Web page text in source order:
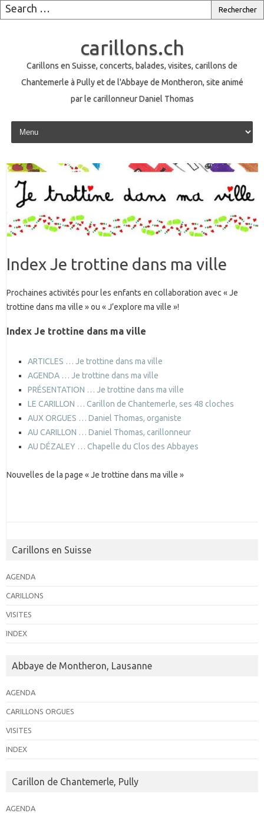
carillons.ch
Carillons en Suisse, concerts, balades, visites, carillons de
Chantemerle à Pully et de l'Abbaye de Montheron, site animé
par le carillonneur Daniel Thomas
Skip to content
Index Je trottine dans ma ville
Prochaines activités pour les enfants en collaboration avec « Je
trottine dans ma ville » ou « J’explore ma ville »!
Index Je trottine dans ma ville
ARTICLES … Je trottine dans ma ville
AGENDA … Je trottine dans ma ville
PRÉSENTATION … Je trottine dans ma ville
LE CARILLON … Carillon de Chantemerle, ses 48 cloches
AUX ORGUES … Daniel Thomas, organiste
AU CARILLON … Daniel Thomas, carillonneur
AU DÉZALEY … Chapelle du Clos des Abbayes
Nouvelles de la page « Je trottine dans ma ville »
Carillons en Suisse
AGENDA
CARILLONS
VISITES
INDEX
Abbaye de Montheron, Lausanne
AGENDA
CARILLONS ORGUES
VISITES
INDEX
Carillon de Chantemerle, Pully
AGENDA